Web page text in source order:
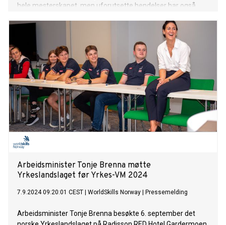
hele mesterskapet, men uforutsette hendelser har også
Arbeidsminister Tonje Brenna møtte
Yrkeslandslaget før Yrkes-VM 2024
7.9.2024 09:20:01 CEST WorldSkills Norway Pressemelding
Arbeidsminister Tonje Brenna besøkte 6. september det